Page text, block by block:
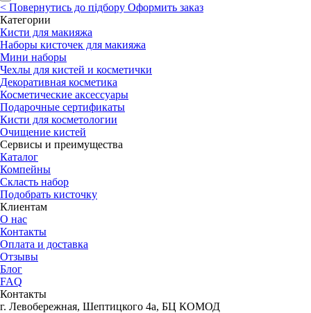
< Повернутись до підбору Оформить заказ
Категории
Кисти для макияжа
Наборы кисточек для макияжа
Мини наборы
Чехлы для кистей и косметички
Декоративная косметика
Косметические аксессуары
Подарочные сертификаты
Кисти для косметологии
Очищение кистей
Сервисы и преимущества
Каталог
Компейны
Скласть набор
Подобрать кисточку
Клиентам
О нас
Контакты
Оплата и доставка
Отзывы
Блог
FAQ
Контакты
г. Левобережная, Шептицкого 4а, БЦ КОМОД